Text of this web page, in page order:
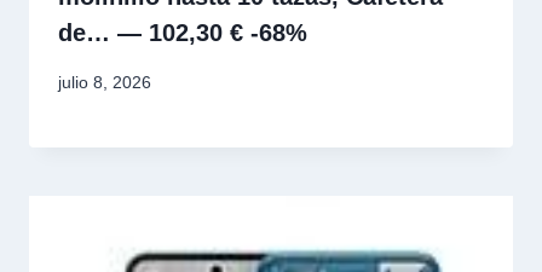
de… — 102,30 € -68%
julio 8, 2026